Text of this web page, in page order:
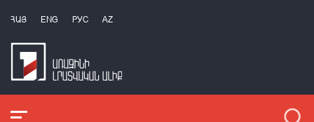
ՀԱՅ ENG РУС AZ